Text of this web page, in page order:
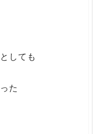
しても
た